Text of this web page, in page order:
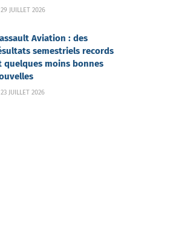
JUILLET 2026
Aviation : des
semestriels records
quelques moins bonnes
JUILLET 2026